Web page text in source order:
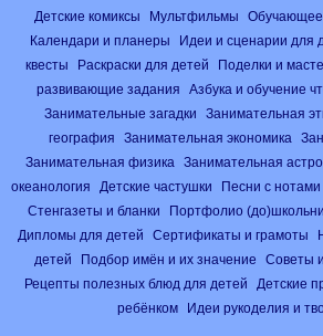
Детские комиксы Мультфильмы
Обучающее
Календари и планеры
Идеи и сценарии для
квесты
Раскраски для детей Поделки и
развивающие задания
Азбука и обучение
Занимательные загадки
Занимательная
география
Занимательная экономика
Занимательная физика
Занимательная
океанология
Детские частушки Песни с нотами
Стенгазеты и бланки
Портфолио
Дипломы для детей
Сертификаты и грамоты
детей
Подбор имён и их значение
Советы
Рецепты полезных блюд для детей
Детские
ребёнком
Идеи рукоделия и